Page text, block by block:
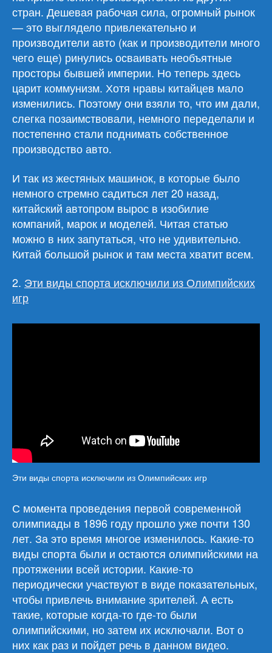
стран. Дешевая рабочая сила, огромный рынок
— это выглядело привлекательно и
производители авто (как и производители много
чего еще) ринулись осваивать необъятные
просторы бывшей империи. Но теперь здесь
царит коммунизм. Хотя нравы китайцев мало
изменились. Поэтому они взяли то, что им дали,
слегка позаимствовали, немного переделали и
постепенно стали поднимать собственное
производство авто.
И так из жестяных машинок, в которые было
немного стремно садиться лет 20 назад,
китайский автопром вырос в изобилие
компаний, марок и моделей. Читая статью
можно в них запутаться, что не удивительно.
Китай большой рынок и там места хватит всем.
2. Эти виды спорта исключили из Олимпийских
игр
Эти виды спорта исключили из Олимпийских игр
С момента проведения первой современной
олимпиады в 1896 году прошло уже почти 130
лет. За это время многое изменилось. Какие-то
виды спорта были и остаются олимпийскими на
протяжении всей истории. Какие-то
периодически участвуют в виде показательных,
чтобы привлечь внимание зрителей. А есть
такие, которые когда-то где-то были
олимпийскими, но затем их исключали. Вот о
них как раз и пойдет речь в данном видео.